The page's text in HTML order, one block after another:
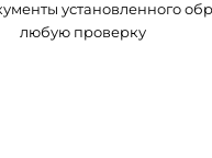
установленного
любую проверку